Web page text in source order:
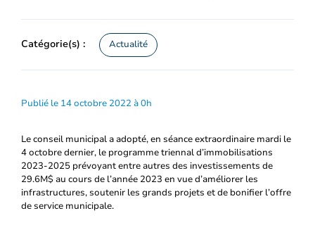
Catégorie(s) : Actualité
Publié le 14 octobre 2022 à 0h
Le conseil municipal a adopté, en séance extraordinaire mardi le
4 octobre dernier, le programme triennal d’immobilisations
2023-2025 prévoyant entre autres des investissements de
29.6M$ au cours de l’année 2023 en vue d’améliorer les
infrastructures, soutenir les grands projets et de bonifier l’offre
de service municipale.